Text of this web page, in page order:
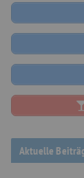
Aktuelle